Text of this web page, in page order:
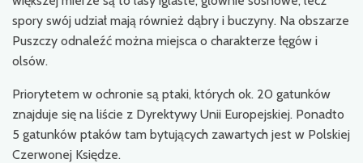
spory swój udział mają również dąbry i buczyny. Na obszarze
Puszczy odnaleźć można miejsca o charakterze łęgów i
olsów.
Priorytetem w ochronie są ptaki, których ok. 20 gatunków
znajduje się na liście z Dyrektywy Unii Europejskiej. Ponadto
5 gatunków ptaków tam bytujących zawartych jest w Polskiej
Czerwonej Księdze.